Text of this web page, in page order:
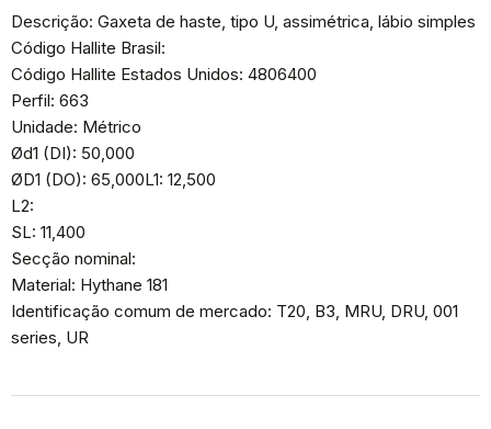
Descrição: Gaxeta de haste, tipo U, assimétrica, lábio simples
Código Hallite Brasil:
Código Hallite Estados Unidos: 4806400
Perfil: 663
Unidade: Métrico
Ød1 (DI): 50,000
ØD1 (DO): 65,000L1: 12,500
L2:
SL: 11,400
Secção nominal:
Material: Hythane 181
Identificação comum de mercado: T20, B3, MRU, DRU, 001
series, UR